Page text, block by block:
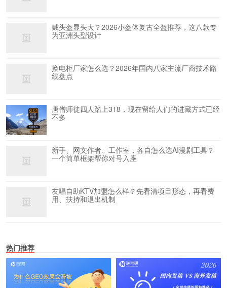
戴头盔显头大？2026小盔体复古全盔推荐，这八款专
为亚洲头型设计
换电柜厂家怎么选？2026年国内八家主流厂商技术路
线盘点
唐僧师徒四人踏上318，现在留给人们的进藏方式已经
不多
新手、网文作者、工作室，各自怎么选AI漫剧工具？
一个简单框架帮你对号入座
友唱自助KTV加盟怎么样？先看清项目形态，再看费
用、扶持和退出机制
热门推荐